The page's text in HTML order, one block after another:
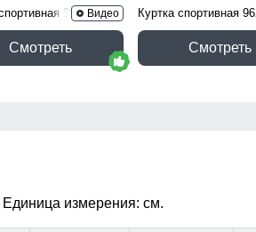
9629_1Kh
Видео
Смотреть
Куртка спортивная
Смотреть
Единица измерения: см.